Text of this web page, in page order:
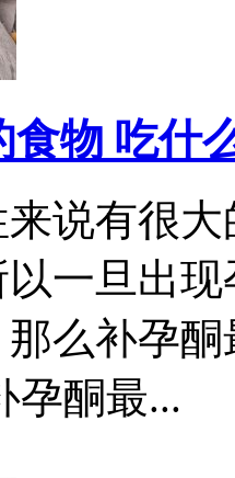
食物 吃什
说有很
一旦出
么补孕
孕酮最...